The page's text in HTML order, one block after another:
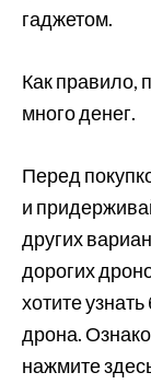
гаджетом.
Как правило,
много денег.
Перед
и
других
дорогих
хотите
дрона.
нажмите